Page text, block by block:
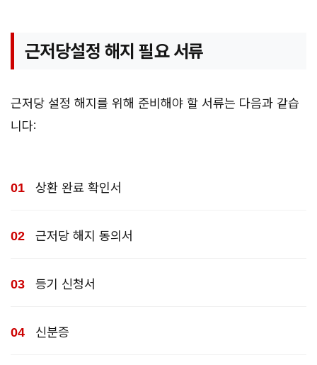
근저당설정 해지 필요 서류
근저당 설정 해지를 위해 준비해야 할 서류는 다음과 같습
니다:
상환 완료 확인서
근저당 해지 동의서
등기 신청서
신분증